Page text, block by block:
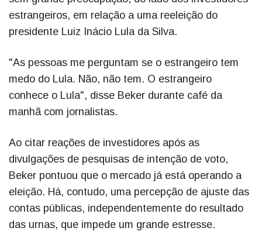
estrangeiros, em relação a uma reeleição do
presidente Luiz Inácio Lula da Silva.
"As pessoas me perguntam se o estrangeiro tem
medo do Lula. Não, não tem. O estrangeiro
conhece o Lula", disse Beker durante café da
manhã com jornalistas.
Ao citar reações de investidores após as
divulgações de pesquisas de intenção de voto,
Beker pontuou que o mercado já está operando a
eleição. Há, contudo, uma percepção de ajuste das
contas públicas, independentemente do resultado
das urnas, que impede um grande estresse.